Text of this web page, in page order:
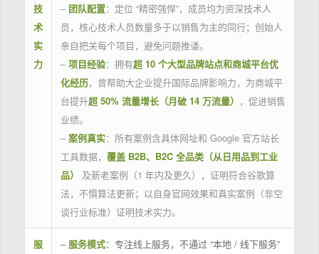
技
术
实
力
– 团队配置：定位 “精密强悍”，成员均为资深技术人
员，核心技术人员数量多于以销售为主的同行；创始人
亲自把关每个项目，避免问题推诿。
– 项目经验：拥有超 10 个大型品牌站点和商城平台优
化经历，曾帮助大企业提升国际品牌影响力，为商城平
台提升超 50% 流量增长（月破 14 万流量） ，促进销售
业绩。
– 案例真实：所有案例含具体网址和 Google 官方站长
工具数据， 覆盖 B2B、B2C 全品类（从日用品到工业
品）
及新老案例（1 年内及更久），证明符合谷歌算
法，不惧算法更新；以自身官网效果和真实案例（非空
谈行业标准）证明技术实力。
服
– 服务模式：专注线上服务，不通过 “本地 / 线下服务”